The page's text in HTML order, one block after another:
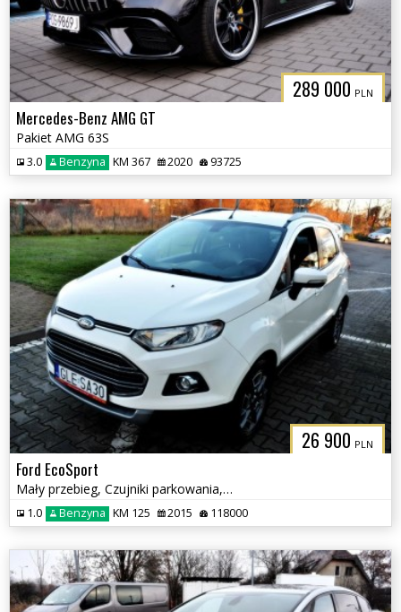
289 000 PLN
Mercedes-Benz AMG GT
Pakiet AMG 63S
3.0 Benzyna KM 367 2020 93725
26 900 PLN
Ford EcoSport
Mały przebieg, Czujniki parkowania, Keyless,
1.0 Benzyna KM 125 2015 118000